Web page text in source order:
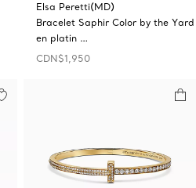
Elsa Peretti(MD)
Bracelet Saphir Color by the Yard
en platin …
CDN$1,950